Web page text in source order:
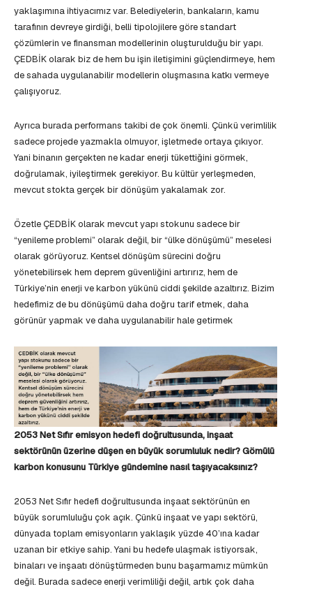
yaklaşımına ihtiyacımız var. Belediyelerin, bankaların, kamu
tarafının devreye girdiği, belli tipolojilere göre standart
çözümlerin ve finansman modellerinin oluşturulduğu bir yapı.
ÇEDBİK olarak biz de hem bu işin iletişimini güçlendirmeye, hem
de sahada uygulanabilir modellerin oluşmasına katkı vermeye
çalışıyoruz.
Ayrıca burada performans takibi de çok önemli. Çünkü verimlilik
sadece projede yazmakla olmuyor, işletmede ortaya çıkıyor.
Yani binanın gerçekten ne kadar enerji tükettiğini görmek,
doğrulamak, iyileştirmek gerekiyor. Bu kültür yerleşmeden,
mevcut stokta gerçek bir dönüşüm yakalamak zor.
Özetle ÇEDBİK olarak mevcut yapı stokunu sadece bir
“yenileme problemi” olarak değil, bir “ülke dönüşümü” meselesi
olarak görüyoruz. Kentsel dönüşüm sürecini doğru
yönetebilirsek hem deprem güvenliğini artırırız, hem de
Türkiye’nin enerji ve karbon yükünü ciddi şekilde azaltırız. Bizim
hedefimiz de bu dönüşümü daha doğru tarif etmek, daha
görünür yapmak ve daha uygulanabilir hale getirmek
2053 Net Sıfır emisyon hedefi doğrultusunda, inşaat
sektörünün üzerine düşen en büyük sorumluluk nedir? Gömülü
karbon konusunu Türkiye gündemine nasıl taşıyacaksınız?
2053 Net Sıfır hedefi doğrultusunda inşaat sektörünün en
büyük sorumluluğu çok açık. Çünkü inşaat ve yapı sektörü,
dünyada toplam emisyonların yaklaşık yüzde 40’ına kadar
uzanan bir etkiye sahip. Yani bu hedefe ulaşmak istiyorsak,
binaları ve inşaatı dönüştürmeden bunu başarmamız mümkün
değil. Burada sadece enerji verimliliği değil, artık çok daha